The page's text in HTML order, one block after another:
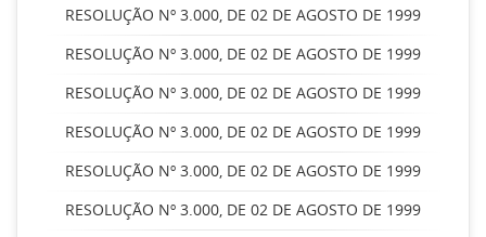
RESOLUÇÃO Nº 3.000, DE 02 DE AGOSTO DE 1999
RESOLUÇÃO Nº 3.000, DE 02 DE AGOSTO DE 1999
RESOLUÇÃO Nº 3.000, DE 02 DE AGOSTO DE 1999
RESOLUÇÃO Nº 3.000, DE 02 DE AGOSTO DE 1999
RESOLUÇÃO Nº 3.000, DE 02 DE AGOSTO DE 1999
RESOLUÇÃO Nº 3.000, DE 02 DE AGOSTO DE 1999